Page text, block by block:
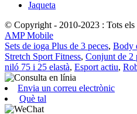
Jaqueta
© Copyright - 2010-2023 : Tots els
AMP Mobile
Sets de ioga Plus de 3 peces, Body
Stretch Sport Fitness, Conjunt de 2
niló 75 i 25 elastà, Esport actiu,
Envia un correu electrònic
Què tal